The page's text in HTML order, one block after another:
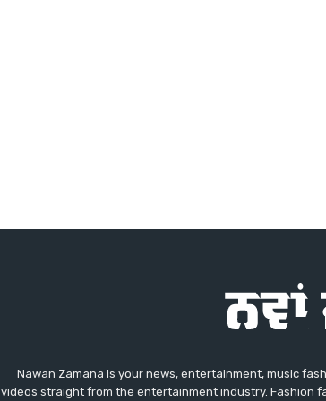
Nawan Zamana is your news, entertainment, music
videos straight from the entertainment industry. Fashion